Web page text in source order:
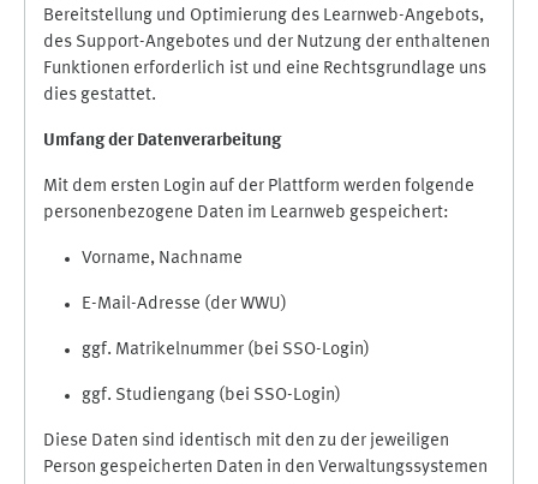
Bereitstellung und Optimierung des Learnweb-Angebots,
des Support-Angebotes und der Nutzung der enthaltenen
Funktionen erforderlich ist und eine Rechtsgrundlage uns
dies gestattet.
Umfang der Datenverarbeitung
Mit dem ersten Login auf der Plattform werden folgende
personenbezogene Daten im Learnweb gespeichert:
Vorname, Nachname
E-Mail-Adresse (der WWU)
ggf. Matrikelnummer (bei SSO-Login)
ggf. Studiengang (bei SSO-Login)
Diese Daten sind identisch mit den zu der jeweiligen
Person gespeicherten Daten in den Verwaltungssystemen